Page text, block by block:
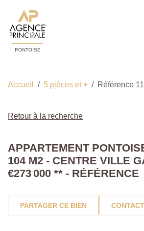
PONTOISE
Accueil 5 pièces et + Référence
Retour à la recherche
APPARTEMENT
104 M2 - CENTRE VILLE
€273 000 ** - RÉFÉRENCE
PARTAGER CE BIEN